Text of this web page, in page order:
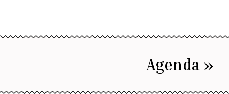
Agenda »